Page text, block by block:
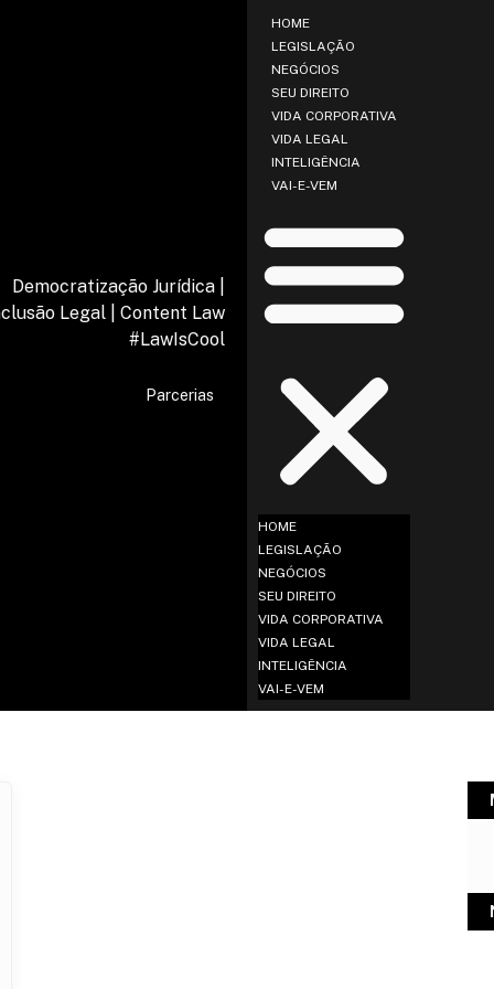
Democratização Jurídica |
Legal | Content Law
#LawIsCool
Parcerias
HOME
LEGISLAÇÃO
NEGÓCIOS
SEU DIREITO
VIDA CORPORATIVA
VIDA LEGAL
INTELIGÊNCIA
VAI-E-VEM
HOME
LEGISLAÇÃO
NEGÓCIOS
SEU DIREITO
VIDA CORPORATIVA
VIDA LEGAL
INTELIGÊNCIA
VAI-E-VEM